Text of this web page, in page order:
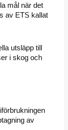
mål när det
av ETS kallat
utsläpp till
i skog och
av